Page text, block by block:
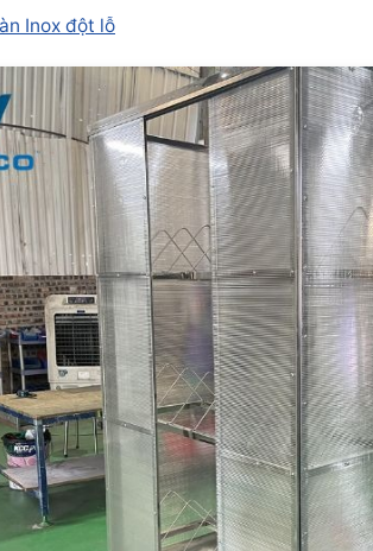
Inox đột lỗ